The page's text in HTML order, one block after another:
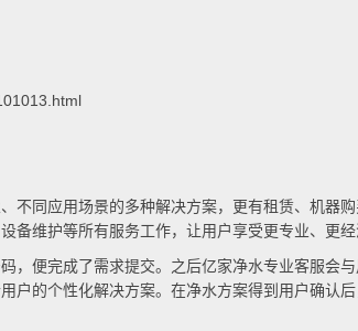
同应用场景的多种解决方案，更有租赁、机器
维护等所有服务工作，让用户享受更专业、更经
便完成了需求提交。之后亿家净水专业客服会
的个性化解决方案。在净水方案得到用户确认